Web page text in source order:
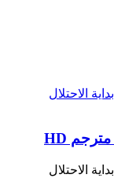
الاحتلال
الاحتلال